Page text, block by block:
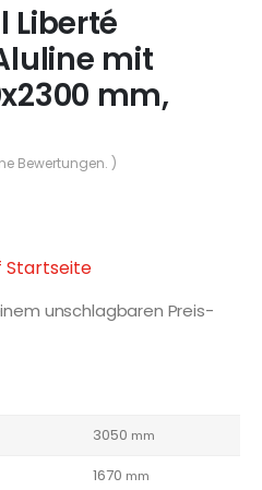
Liberté
mit
mm,
Bewertungen. )
Startseite
unschlagbaren Preis-
3050 mm
1670 mm